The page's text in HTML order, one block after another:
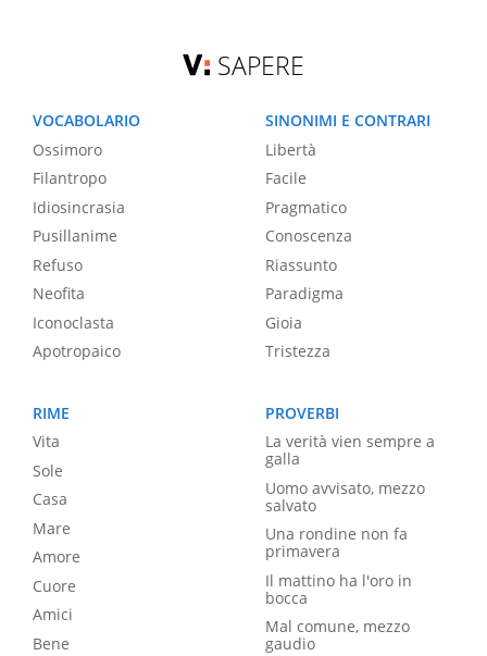
SAPERE
VOCABOLARIO
Ossimoro
Filantropo
Idiosincrasia
Pusillanime
Refuso
Neofita
Iconoclasta
Apotropaico
SINONIMI E CONTRARI
Libertà
Facile
Pragmatico
Conoscenza
Riassunto
Paradigma
Gioia
Tristezza
RIME
Vita
Sole
Casa
Mare
Amore
Cuore
Amici
Bene
PROVERBI
La verità vien sempre a
galla
Uomo avvisato, mezzo
salvato
Una rondine non fa
primavera
Il mattino ha l'oro in
bocca
Mal comune, mezzo
gaudio